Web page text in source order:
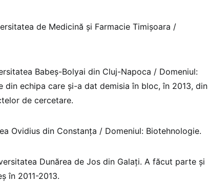
de Medicină și Farmacie Timișoara /
Babeș-Bolyai din Cluj-Napoca / Domeniul:
din echipa care și-a dat demisia în bloc, în 2013, din
de cercetare.
Ovidius din Constanța / Domeniul: Biotehnologie.
Dunărea de Jos din Galați. A făcut parte și
în 2011-2013.